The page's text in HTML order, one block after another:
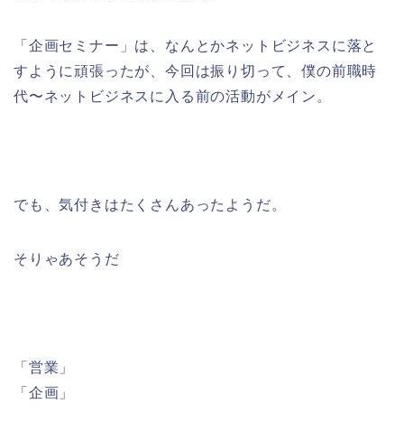
「企画セミナー」は、なんとかネットビジネスに落と
すように頑張ったが、今回は振り切って、僕の前職時
代〜ネットビジネスに入る前の活動がメイン。
でも、気付きはたくさんあったようだ。
そりゃあそうだ
「営業」
「企画」